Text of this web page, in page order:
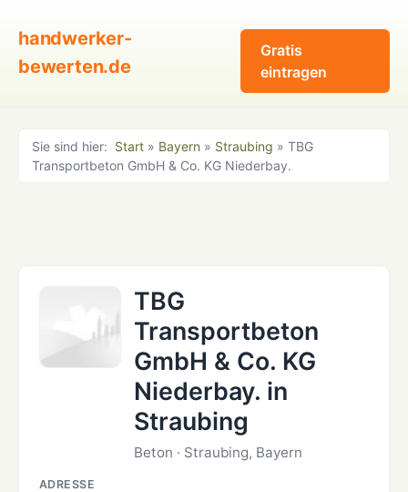
handwerker-
bewerten.de
Gratis
eintragen
Sie sind hier: Start » Bayern » Straubing » TBG
Transportbeton GmbH & Co. KG Niederbay.
TBG
Transportbeton
GmbH & Co. KG
Niederbay. in
Straubing
Beton · Straubing, Bayern
ADRESSE